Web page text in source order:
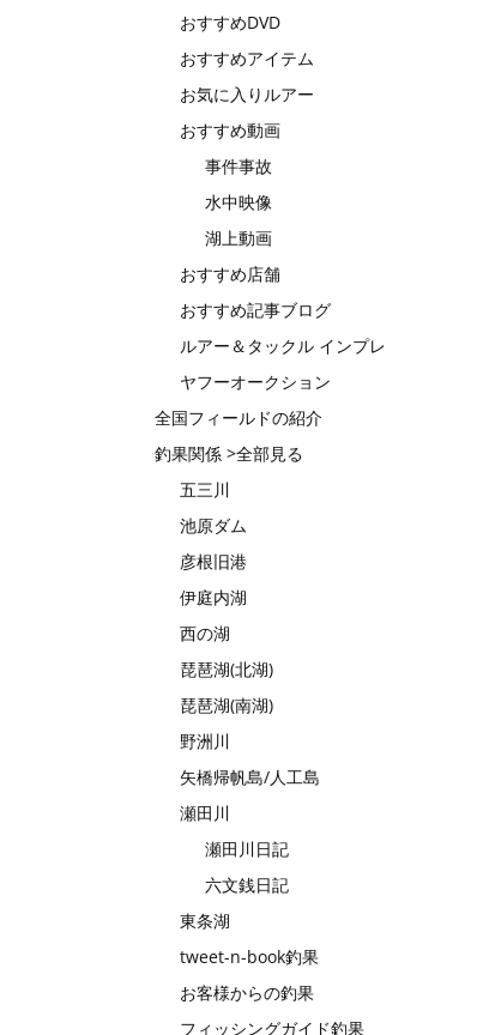
おすすめDVD
おすすめアイテム
お気に入りルアー
おすすめ動画
事件事故
水中映像
湖上動画
おすすめ店舗
おすすめ記事ブログ
ルアー＆タックル インプレ
ヤフーオークション
全国フィールドの紹介
釣果関係 >全部見る
五三川
池原ダム
彦根旧港
伊庭内湖
西の湖
琵琶湖(北湖)
琵琶湖(南湖)
野洲川
矢橋帰帆島/人工島
瀬田川
瀬田川日記
六文銭日記
東条湖
tweet-n-book釣果
お客様からの釣果
フィッシングガイド釣果